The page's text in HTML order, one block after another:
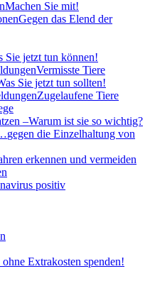
Machen Sie mit!
Gegen das Elend der
Sie jetzt tun können!
Vermisste Tiere
Sie jetzt tun sollten!
Zugelaufene Tiere
–Warum ist sie so wichtig?
gegen die Einzelhaltung von
erkennen und vermeiden
positiv
Extrakosten spenden!